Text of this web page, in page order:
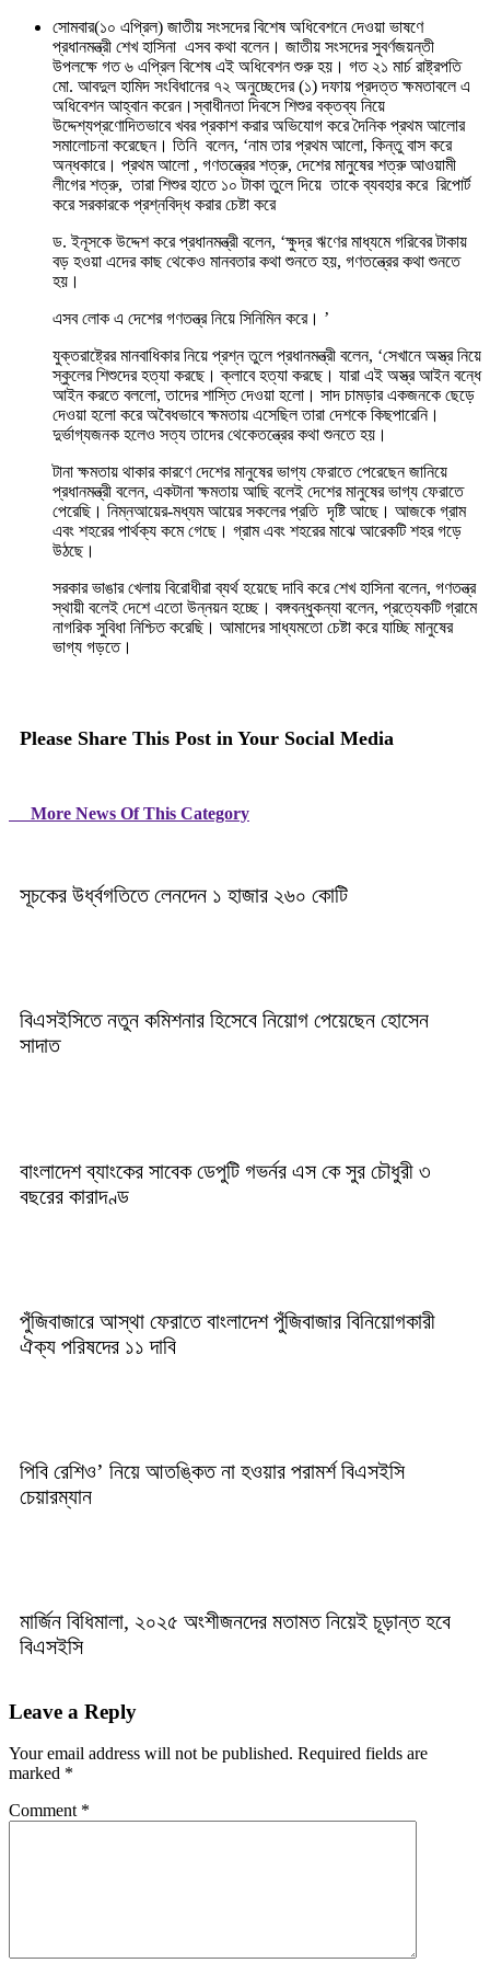
সোমবার(১০ এপ্রিল) জাতীয় সংসদের বিশেষ অধিবেশনে দেওয়া ভাষণে
প্রধানমন্ত্রী শেখ হাসিনা এসব কথা বলেন। জাতীয় সংসদের সুবর্ণজয়ন্তী
উপলক্ষে গত ৬ এপ্রিল বিশেষ এই অধিবেশন শুরু হয়। গত ২১ মার্চ রাষ্ট্রপতি
মো. আবদুল হামিদ সংবিধানের ৭২ অনুচ্ছেদের (১) দফায় প্রদত্ত ক্ষমতাবলে এ
অধিবেশন আহ্বান করেন।স্বাধীনতা দিবসে শিশুর বক্তব্য নিয়ে
উদ্দেশ্যপ্রণোদিতভাবে খবর প্রকাশ করার অভিযোগ করে দৈনিক প্রথম আলোর
সমালোচনা করেছেন। তিনি বলেন, ‘নাম তার প্রথম আলো, কিন্তু বাস করে
অন্ধকারে। প্রথম আলো , গণতন্ত্রের শত্রু, দেশের মানুষের শত্রু আওয়ামী
লীগের শত্রু, তারা শিশুর হাতে ১০ টাকা তুলে দিয়ে তাকে ব্যবহার করে রিপোর্ট
করে সরকারকে প্রশ্নবিদ্ধ করার চেষ্টা করে
ড. ইনূসকে উদ্দেশ করে প্রধানমন্ত্রী বলেন, ‘ক্ষুদ্র ঋণের মাধ্যমে গরিবের টাকায়
বড় হওয়া এদের কাছ থেকেও মানবতার কথা শুনতে হয়, গণতন্ত্রের কথা শুনতে
হয়।
এসব লোক এ দেশের গণতন্ত্র নিয়ে সিনিমিন করে। ’
যুক্তরাষ্ট্রের মানবাধিকার নিয়ে প্রশ্ন তুলে প্রধানমন্ত্রী বলেন, ‘সেখানে অস্ত্র নিয়ে
স্কুলের শিশুদের হত্যা করছে। ক্লাবে হত্যা করছে। যারা এই অস্ত্র আইন বন্ধে
আইন করতে বললো, তাদের শাস্তি দেওয়া হলো। সাদ চামড়ার একজনকে ছেড়ে
দেওয়া হলো করে অবৈধভাবে ক্ষমতায় এসেছিল তারা দেশকে কিছপারেনি।
দুর্ভাগ্যজনক হলেও সত্য তাদের থেকেতন্ত্রের কথা শুনতে হয়।
টানা ক্ষমতায় থাকার কারণে দেশের মানুষের ভাগ্য ফেরাতে পেরেছেন জানিয়ে
প্রধানমন্ত্রী বলেন, একটানা ক্ষমতায় আছি বলেই দেশের মানুষের ভাগ্য ফেরাতে
পেরেছি। নিম্নআয়ের-মধ্যম আয়ের সকলের প্রতি দৃষ্টি আছে। আজকে গ্রাম
এবং শহরের পার্থক্য কমে গেছে। গ্রাম এবং শহরের মাঝে আরেকটি শহর গড়ে
উঠছে।
সরকার ভাঙার খেলায় বিরোধীরা ব্যর্থ হয়েছে দাবি করে শেখ হাসিনা বলেন, গণতন্ত্র
স্থায়ী বলেই দেশে এতো উন্নয়ন হচ্ছে। বঙ্গবন্ধুকন্যা বলেন, প্রত্যেকটি গ্রামে
নাগরিক সুবিধা নিশ্চিত করেছি। আমাদের সাধ্যমতো চেষ্টা করে যাচ্ছি মানুষের
ভাগ্য গড়তে।
Please Share This Post in Your Social Media
More News Of This Category
সূচকের উর্ধ্বগতিতে লেনদেন ১ হাজার ২৬০ কোটি
বিএসইসিতে নতুন কমিশনার হিসেবে নিয়োগ পেয়েছেন হোসেন
সাদাত
বাংলাদেশ ব্যাংকের সাবেক ডেপুটি গভর্নর এস কে সুর চৌধুরী ৩
বছরের কারাদণ্ড
পুঁজিবাজারে আস্থা ফেরাতে বাংলাদেশ পুঁজিবাজার বিনিয়োগকারী
ঐক্য পরিষদের ১১ দাবি
পিবি রেশিও’ নিয়ে আতঙ্কিত না হওয়ার পরামর্শ বিএসইসি
চেয়ারম্যান
মার্জিন বিধিমালা, ২০২৫ অংশীজনদের মতামত নিয়েই চূড়ান্ত হবে
বিএসইসি
Leave a Reply
Your email address will not be published. Required fields are
marked *
Comment *